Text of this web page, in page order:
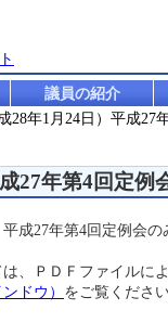
議員の紹介
28年1月24日）平成27
27年第4回定例
成27年第4回定例会
、ＰＤＦファイルに
ドウ） をご覧くださ